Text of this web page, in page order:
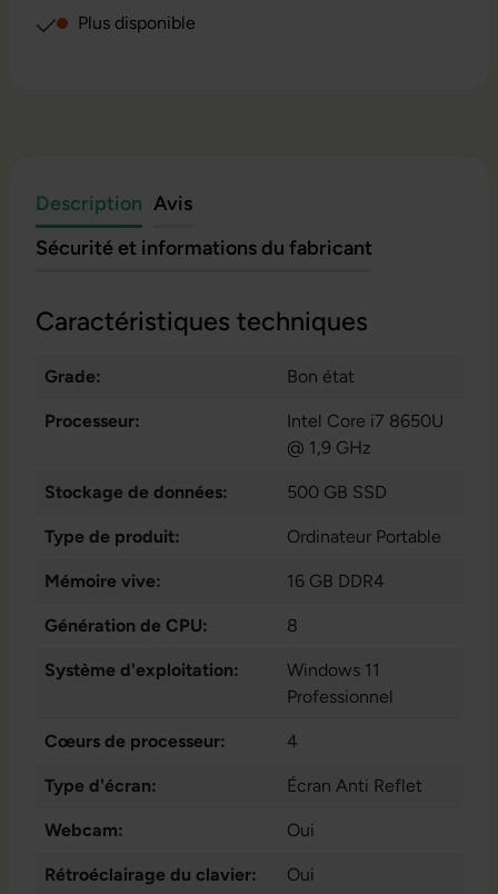
Plus disponible
Description Avis
Sécurité et informations du fabricant
Caractéristiques techniques
Grade: Bon état
Processeur:
Intel Core i7 8650U
@ 1,9 GHz
Stockage de données: 500 GB SSD
Type de produit: Ordinateur Portable
Mémoire vive: 16 GB DDR4
Génération de CPU: 8
Système d'exploitation:
Windows 11
Professionnel
Cœurs de processeur: 4
Type d'écran: Écran Anti Reflet
Webcam: Oui
Rétroéclairage du clavier: Oui